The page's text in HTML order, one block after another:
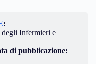
:
Infermieri e
di pubblicazione: